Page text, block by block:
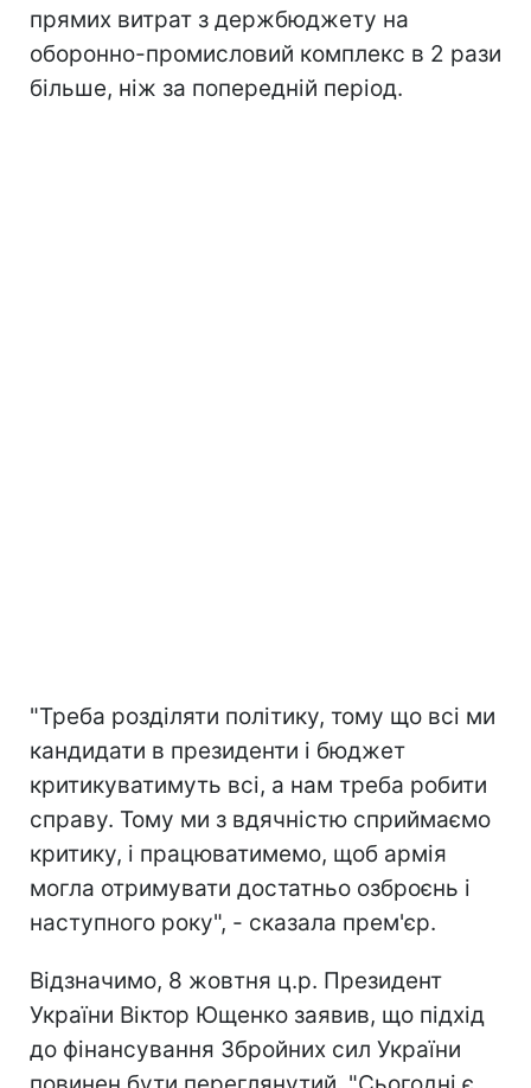
прямих витрат з держбюджету на
оборонно-промисловий комплекс в 2 рази
більше, ніж за попередній період.
"Треба розділяти політику, тому що всі ми
кандидати в президенти і бюджет
критикуватимуть всі, а нам треба робити
справу. Тому ми з вдячністю сприймаємо
критику, і працюватимемо, щоб армія
могла отримувати достатньо озброєнь і
наступного року", - сказала прем'єр.
Відзначимо, 8 жовтня ц.р. Президент
України Віктор Ющенко заявив, що підхід
до фінансування Збройних сил України